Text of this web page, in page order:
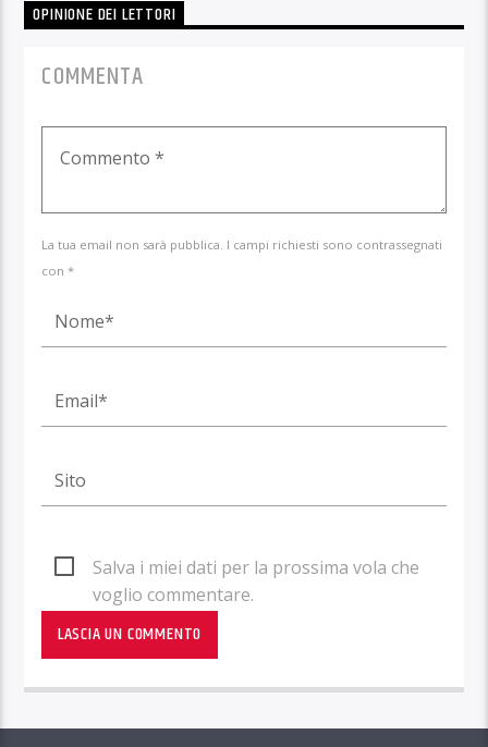
OPINIONE DEI LETTORI
COMMENTA
La tua email non sarà pubblica. I campi richiesti sono contrassegnati
con *
Salva i miei dati per la prossima vola che
voglio commentare.